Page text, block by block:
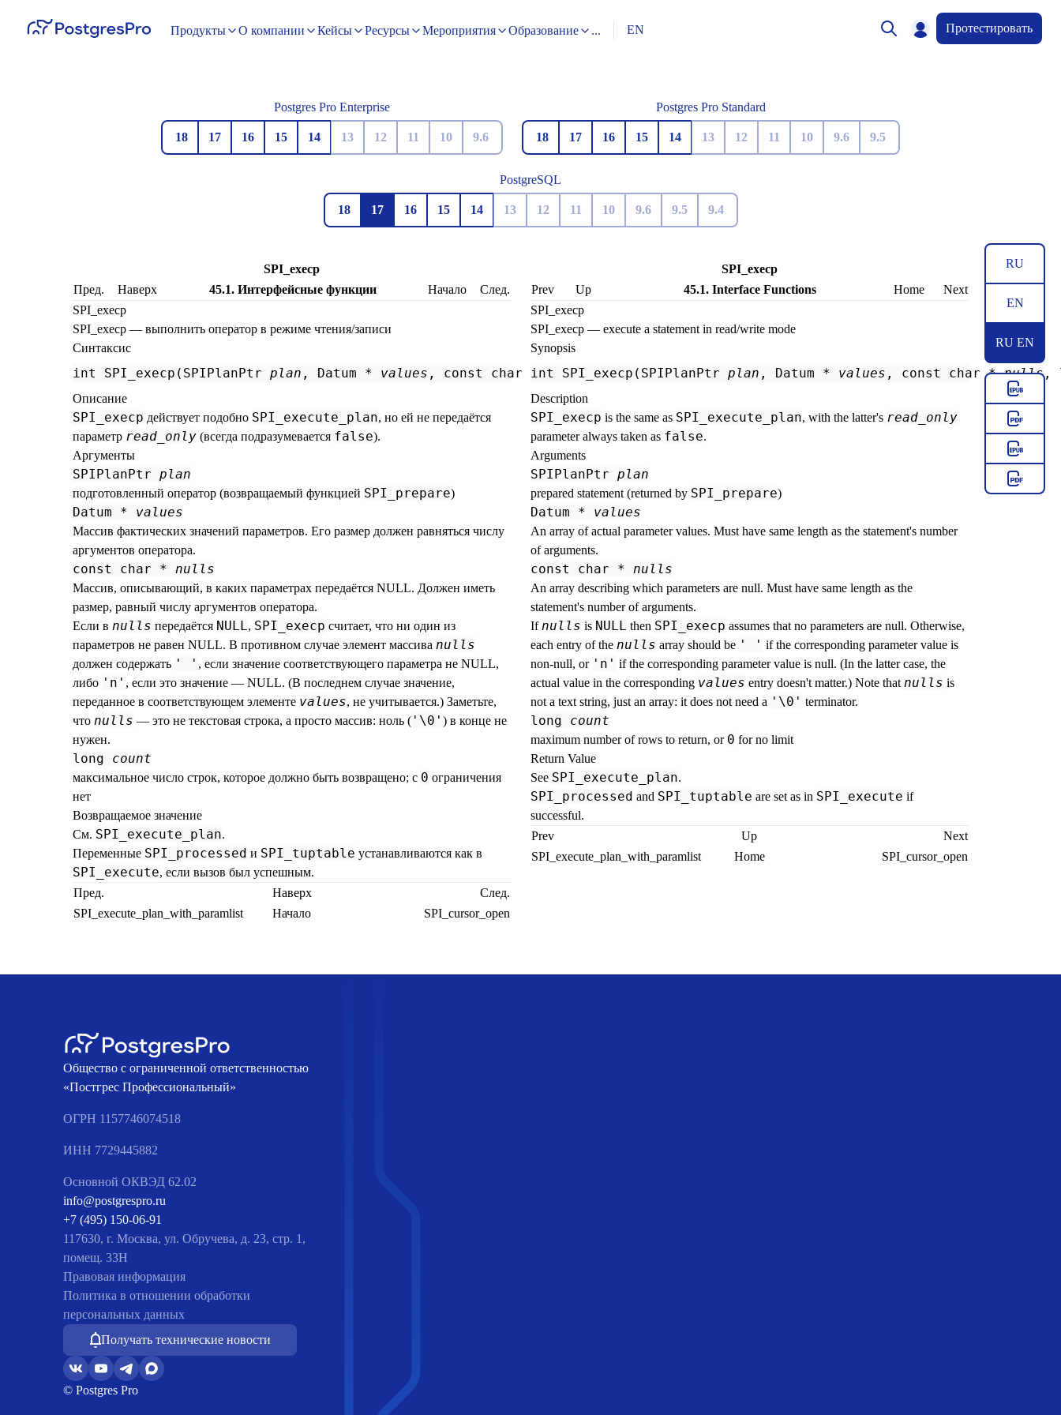
Продукты О компании Кейсы Ресурсы Мероприятия Образование ... EN Протестировать
Postgres Pro Enterprise
18 17 16 15 14 13 12 11 10 9.6
Postgres Pro Standard
18 17 16 15 14 13 12 11 10 9.6 9.5
PostgreSQL
18 17 16 15 14 13 12 11 10 9.6 9.5 9.4
RU
EN
RU EN
SPI_execp
Пред.
Наверх 45.1. Интерфейсные функции Начало
След.
SPI_execp
SPI_execp — выполнить оператор в режиме чтения/записи
Синтаксис
int SPI_execp(SPIPlanPtr plan , Datum * values , const char * nulls , long count)
Описание
SPI_execp действует подобно SPI_execute_plan, но ей не передаётся
параметр read_only (всегда подразумевается false).
Аргументы
SPIPlanPtr plan
подготовленный оператор (возвращаемый функцией SPI_prepare)
Datum * values
Массив фактических значений параметров. Его размер должен равняться числу
аргументов оператора.
const char * nulls
Массив, описывающий, в каких параметрах передаётся NULL. Должен иметь
размер, равный числу аргументов оператора.
Если в nulls передаётся NULL, SPI_execp считает, что ни один из
параметров не равен NULL. В противном случае элемент массива nulls
должен содержать ' ' , если значение соответствующего параметра не NULL,
либо 'n' , если это значение — NULL. (В последнем случае значение,
переданное в соответствующем элементе values, не учитывается.) Заметьте,
что nulls — это не текстовая строка, а просто массив: ноль ( '\0' ) в конце не
нужен.
long count
максимальное число строк, которое должно быть возвращено; с 0 ограничения
нет
Возвращаемое значение
См. SPI_execute_plan.
Переменные SPI_processed и SPI_tuptable устанавливаются как в
SPI_execute, если вызов был успешным.
Пред.
Наверх
След.
SPI_execute_plan_with_paramlist
Начало SPI_cursor_open
SPI_execp
Prev
Up 45.1. Interface Functions Home
Next
SPI_execp
SPI_execp — execute a statement in read/write mode
Synopsis
int SPI_execp(SPIPlanPtr plan , Datum * values , const char * nulls,
Description
SPI_execp is the same as SPI_execute_plan, with the latter's read_only
parameter always taken as false.
Arguments
SPIPlanPtr plan
prepared statement (returned by SPI_prepare)
Datum * values
An array of actual parameter values. Must have same length as the statement's number
of arguments.
const char * nulls
An array describing which parameters are null. Must have same length as the
statement's number of arguments.
Ifnulls is NULL then SPI_execp assumes that no parameters are null. Otherwise,
each entry of the nulls array should be ' ' if the corresponding parameter value is
non-null, or 'n' if the corresponding parameter value is null. (In the latter case, the
actual value in the corresponding values entry doesn't matter.) Note that nulls is
not a text string, just an array: it does not need a '\0' terminator.
long count
maximum number of rows to return, or 0 for no limit
Return Value
See SPI_execute_plan.
SPI_processed and SPI_tuptable are set as in SPI_execute if
successful.
Prev
Up
Next
SPI_execute_plan_with_paramlist
Home SPI_cursor_open
Общество с ограниченной ответственностью
«Постгрес Профессиональный»
ОГРН 1157746074518
ИНН 7729445882
Основной ОКВЭД 62.02
info@postgrespro.ru
+7 (495) 150-06-91
117630, г. Москва, ул. Обручева, д. 23, стр. 1,
помещ. 33Н
Правовая информация
Политика в отношении обработки
персональных данных
Получать технические новости
© Postgres Pro